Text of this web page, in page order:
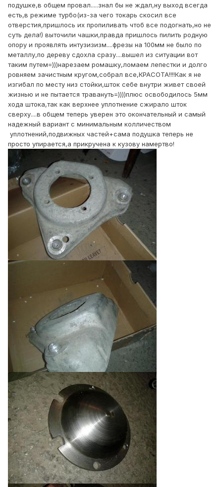
подушке,в общем провал.....знал бы не ждал,ну выход всегда
есть,в режиме турбо(из-за чего токарь скосил все
отверстия,пришлось их пропиливать чтоб все подогнать,но не
суть дела!) выточили чашки,правда пришлось пилить родную
опору и проявлять интузизизм....фрезы на 100мм не было по
металлу,по дереву сдохла сразу....вышел из ситуации вот
таким путем=)))нарезаем ромашку,ломаем лепестки и долго
ровняем зачистным кругом,собрал все,КРАСОТА!!!!Как я не
изгибал по месту низ стойки,шток себе внутри живет своей
жизнью и не пытается травануть=))))плюс освободилось 5мм
хода штока,так как верхнее уплотнение сжирало шток
сверху....в общем теперь уверен это окончательный и самый
надежный вариант с минимальным колличеством
уплотнений,подвижных частей+сама подушка теперь не
просто упирается,а прикручена к кузову намертво!